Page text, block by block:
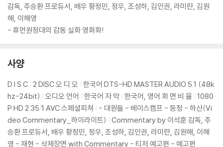
감독, 주승환 프로듀서, 배우 황정민, 정우, 조성하, 김인권, 라미란, 김원
해, 이해영
- 휴먼원정대의 감동 실화 영화화!
사양
D I S C : 2 DISC 오 디 오 : 한국어 DTS-HD MASTER AUDIO 5.1 (48k
hz-24bit) : 오디오 언어 : 한국어 자 막 : 한국어, 영어 화 면 비 율 : 1080
P HD 2.35:1 AVC 스페셜피쳐 : - 대원들 - 베이스캠프 - 등정 - 하산(Vi
deo Commentary_하이라이트) : Commentary by 이석훈 감독, 주
승환 프로듀서, 배우 황정민, 정우, 조성하, 김인권, 라미란, 김원해, 이해
영 - 재현 - 삭제장면 with Commentary - 티저 예고편 - 예고편